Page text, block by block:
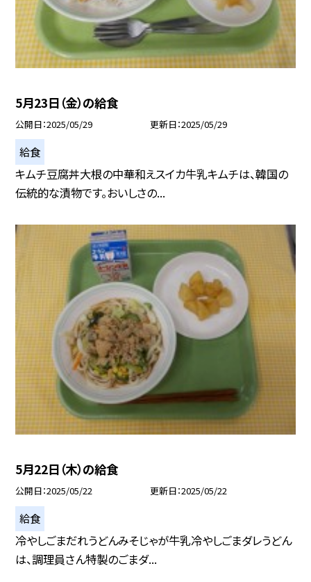
5月23日（金）の給食
公開日 2025/05/29 更新日 2025/05/29
給食
キムチ豆腐丼大根の中華和えスイカ牛乳キムチは、韓国の
伝統的な漬物です。おいしさの...
5月22日（木）の給食
公開日 2025/05/22 更新日 2025/05/22
給食
冷やしごまだれうどんみそじゃが牛乳冷やしごまダレうどん
は、調理員さん特製のごまダ...